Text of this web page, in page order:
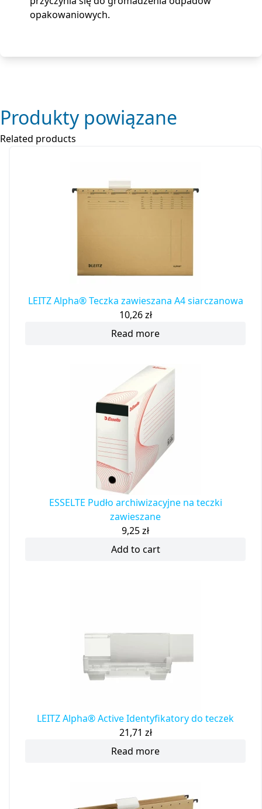
opakowaniowych.
Produkty powiązane
Related products
LEITZ Alpha® Teczka zawieszana A4 siarczanowa
10,26zł
Read more
ESSELTE Pudło archiwizacyjne na teczki
zawieszane
9,25zł
Add to cart
LEITZ Alpha® Active Identyfikatory do teczek
21,71 zł
Read more